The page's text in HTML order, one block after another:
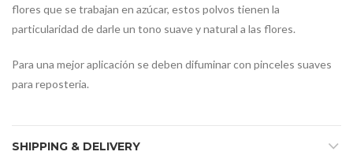
flores que se trabajan en azúcar, estos polvos tienen la
particularidad de darle un tono suave y natural a las flores.
Para una mejor aplicación se deben difuminar con pinceles suaves
para reposteria.
SHIPPING & DELIVERY